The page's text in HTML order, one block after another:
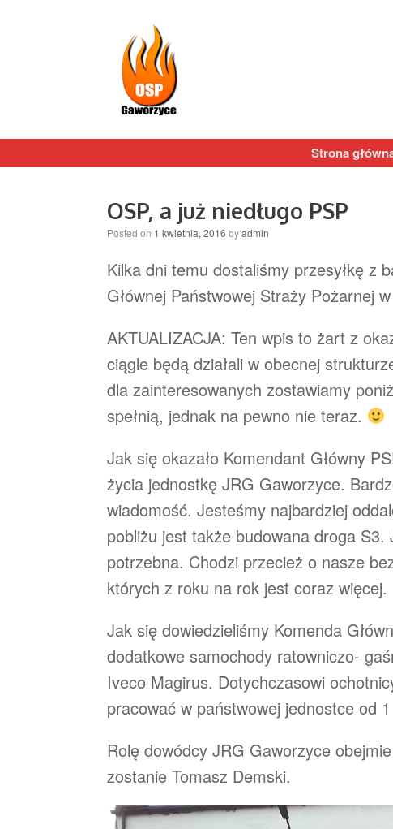
Strona
OSP, a już niedługo PSP
Posted on 1 kwietnia, 2016 byadmin
Kilka dni temu dostaliśmy przesyłkę z
Głównej Państwowej Straży Pożarnej
AKTUALIZACJA: Ten wpis to żart z
ciągle będą działali w obecnej
dla zainteresowanych zostawiamy
spełnią, jednak na pewno nie teraz.
Jak się okazało Komendant Główny
życia jednostkę JRG Gaworzyce.
wiadomość. Jesteśmy najbardziej
pobliżu jest także budowana droga
potrzebna. Chodzi przecież o nasze
których z roku na rok jest coraz więcej.
Jak się dowiedzieliśmy Komenda
dodatkowe samochody ratowniczo-
Iveco Magirus. Dotychczasowi
pracować w państwowej jednostce od
Rolę dowódcy JRG Gaworzyce
zostanie Tomasz Demski.